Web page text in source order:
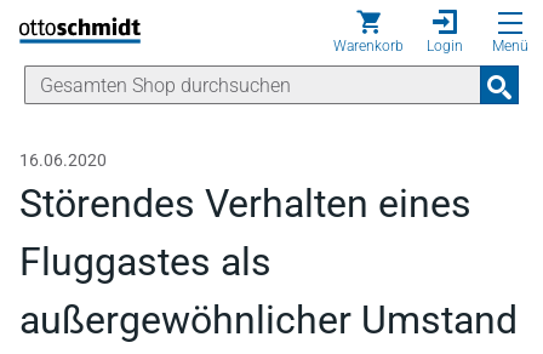
Direkt zum Inhalt
Warenkorb Login Menü
16.06.2020
Störendes Verhalten eines
Fluggastes als
außergewöhnlicher Umstand